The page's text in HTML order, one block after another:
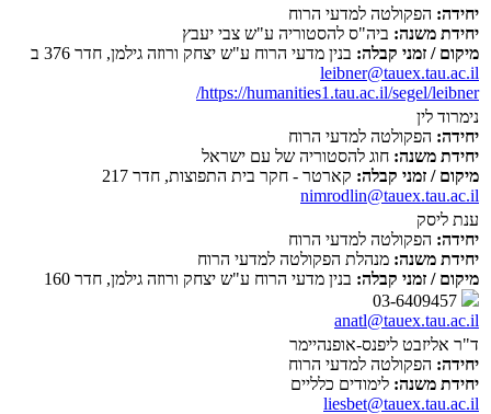
יחידה: הפקולטה למדעי הרוח
יחידת משנה: ביה"ס להסטוריה ע"ש צבי יעבץ
מיקום / זמני קבלה: בנין מדעי הרוח ע"ש יצחק ורוזה גילמן, חדר 376 ב
leibner@tauex.tau.ac.il
https://humanities1.tau.ac.il/segel/leibner/
נימרוד לין
יחידה: הפקולטה למדעי הרוח
יחידת משנה: חוג להסטוריה של עם ישראל
מיקום / זמני קבלה: קארטר - חקר בית התפוצות, חדר 217
nimrodlin@tauex.tau.ac.il
ענת ליסק
יחידה: הפקולטה למדעי הרוח
יחידת משנה: מנהלת הפקולטה למדעי הרוח
מיקום / זמני קבלה: בנין מדעי הרוח ע"ש יצחק ורוזה גילמן, חדר 160
anatl@tauex.tau.ac.il
ד"ר אליזבט ליפנס-אופנהיימר
יחידה: הפקולטה למדעי הרוח
יחידת משנה: לימודים כלליים
liesbet@tauex.tau.ac.il